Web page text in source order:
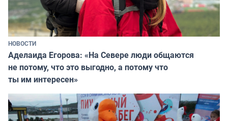
НОВОСТИ
Аделаида Егорова: «На Севере люди общаются
не потому, что это выгодно, а потому что
ты им интересен»